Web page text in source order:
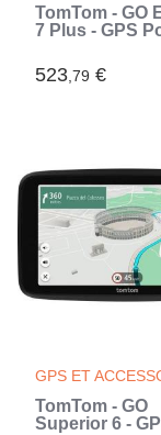
TomTom - GO
7 Plus - GPS
Planification de
Parcours -
523,79 €
GPS ET
TomTom - GO
Superior 6 -